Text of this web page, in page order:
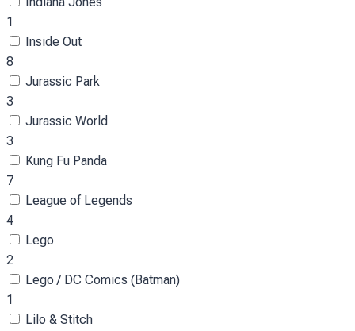
1
Inside Out
8
Jurassic Park
3
Jurassic World
3
Kung Fu Panda
7
League of Legends
4
Lego
2
Lego / DC Comics (Batman)
1
Lilo & Stitch